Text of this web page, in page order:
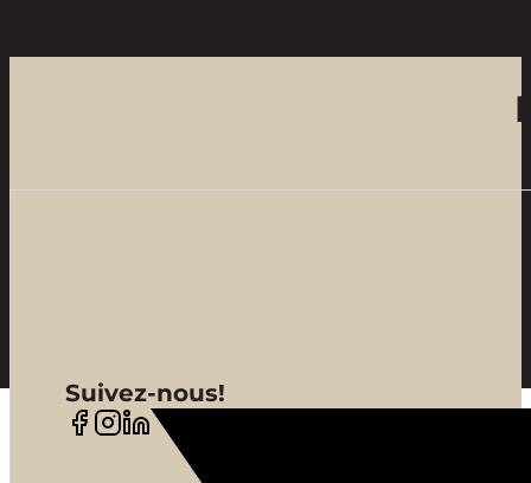
Suivez-nous!